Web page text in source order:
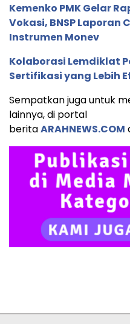
Kemenko PMK Gelar
Vokasi, BNSP Laporan
Instrumen Monev
Kolaborasi Lemdiklat
Sertifikasi yang Lebih
Sempatkan juga untuk
lainnya, di portal
beritaARAHNEWS.COM